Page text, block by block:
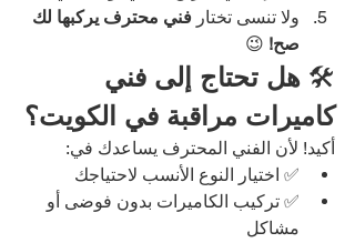
ولا تنسى تختار فني محترف يركبها لك
صح! 😉
🛠️ هل تحتاج إلى فني
كاميرات مراقبة في الكويت؟
أكيد! لأن الفني المحترف يساعدك في:
✅ اختيار النوع الأنسب لاحتياجك
✅ تركيب الكاميرات بدون فوضى أو
مشاكل